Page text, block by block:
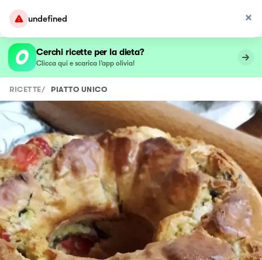
undefined
Cerchi ricette per la dieta?
Clicca qui e scarica l’app olivia!
RICETTE/ PIATTO UNICO